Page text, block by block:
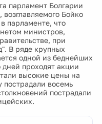
парламент Болгарии
возглавляемого Бойко
парламенте, что
министров,
при
В ряде крупных
одной из беднейших
проходят акции
высокие цены на
пострадали восемь
пострадали